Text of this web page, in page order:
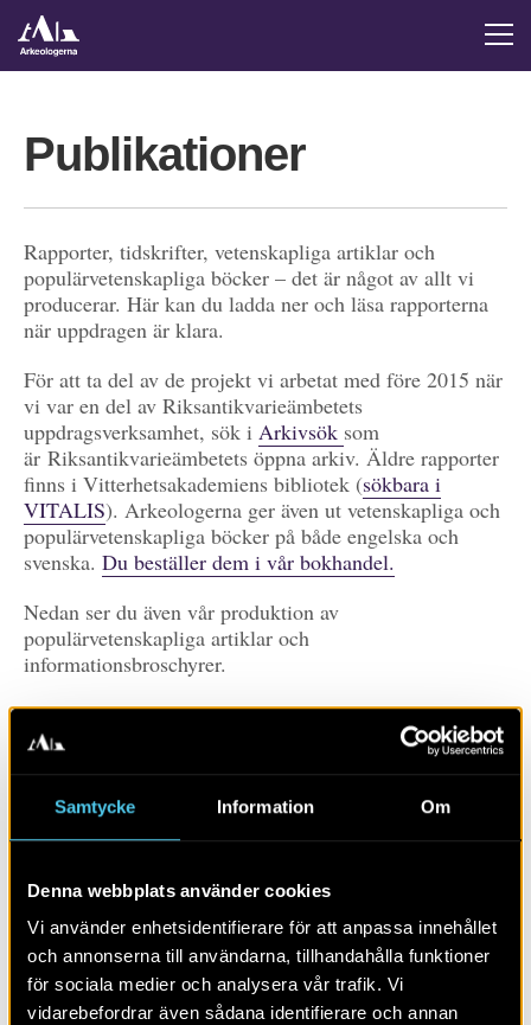
Samtycke Information Om
Denna webbplats använder cookies
Vi använder enhetsidentifierare för att anpassa innehållet
och annonserna till användarna, tillhandahålla funktioner
för sociala medier och analysera vår trafik. Vi
vidarebefordrar även sådana identifierare och annan
Publikationer
Rapporter, tidskrifter, vetenskapliga artiklar och
populärvetenskapliga böcker – det är något av allt vi
producerar. Här kan du ladda ner och läsa rapporterna
när uppdragen är klara.
För att ta del av de projekt vi arbetat med före 2015 när
vi var en del av Riksantikvarieämbetets
uppdragsverksamhet, sök i Arkivsök som
är Riksantikvarieämbetets öppna arkiv. Äldre rapporter
finns i Vitterhetsakademiens bibliotek (sökbara i
VITALIS). Arkeologerna ger även ut vetenskapliga och
populärvetenskapliga böcker på både engelska och
svenska. Du beställer dem i vår bokhandel.
Nedan ser du även vår produktion av
populärvetenskapliga artiklar och
informationsbroschyrer.
Prenumerera
klicka på RSS-ikonen.Det skiljer mellan olika
webbläsare, här kan du läsa mer om hur du gör (PDF)
Prenumerera på
Böcker/tidskrifter
Populärvetenskap Rapporter Skola Övrigt